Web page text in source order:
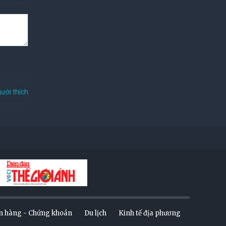
thích
hàng - Chứng khoán Du lịch
Kinh tế địa phương